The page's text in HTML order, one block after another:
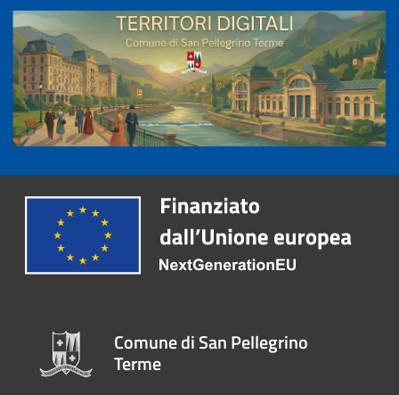
Comune di San Pellegrino
Terme